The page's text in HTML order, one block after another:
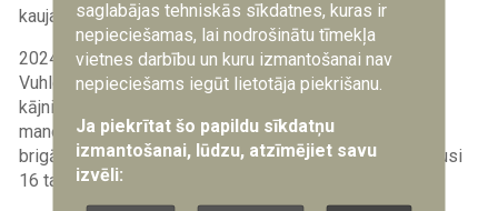
kauja karā un graujoša neveiksme krieviem”.
2024. gada jūnijā Krievijas karaspēks mēģināja uzsākt
Vuhledaras uzbrukumu, izmantojot ne tikai tankus un
kājnieku kaujas mašīnas, bet arī motociklus, lai ātri
manevrētu sarežģītajā apvidū. Ukrainas 72. mehanizētā
brigāde atvairīja uzbrukumu un apgalvoja, ka ir iznīcinājusi
16 tankus, 34 kaujas mašīnas un 19 motociklus.
saglabājas tehniskās sīkdatnes, kuras ir
nepieciešamas, lai nodrošinātu tīmekļa
vietnes darbību un kuru izmantošanai nav
nepieciešams iegūt lietotāja piekrišanu.
Ja piekrītat šo papildu sīkdatņu
izmantošanai, lūdzu, atzīmējiet savu
izvēli: